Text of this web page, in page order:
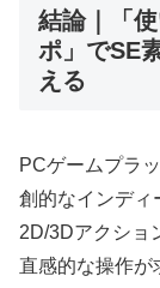
結論｜「
ポ」でSE
える
PCゲームプラ
創的なインディ
2D/3Dアクショ
直感的な操作が